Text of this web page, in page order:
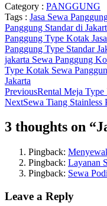
Category : PANGGUNG
Tags : Jasa Sewa
Panggung Standar di
Panggung Type Kotak
Panggung Type Standar
jakarta Sewa Panggung
Type Kotak Sewa
Jakarta
PreviousRental Meja
NextSewa Tiang
3 thoughts on “
Pingback:
Pingback: Layanan
Pingback: Sewa
Leave a Reply